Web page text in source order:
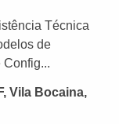
Técnica
de
Config...
Vila Bocaina,